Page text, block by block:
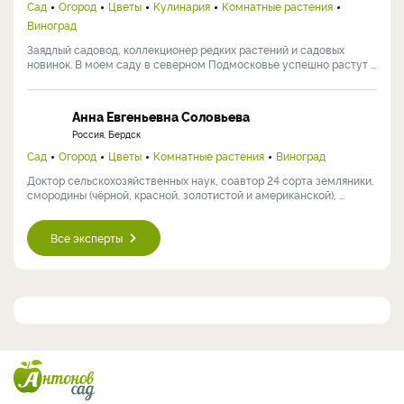
Сад Огород Цветы Кулинария
Комнатные растения
Виноград
Заядлый садовод, коллекционер редких растений и садовых
новинок. В моем саду в северном Подмосковье успешно растут ...
Анна Евгеньевна Соловьева
Россия, Бердск
Сад Огород Цветы Комнатные растения
Виноград
Доктор сельскохозяйственных наук, соавтор 24 сорта земляники,
смородины (чёрной, красной, золотистой и американской), ...
Все эксперты